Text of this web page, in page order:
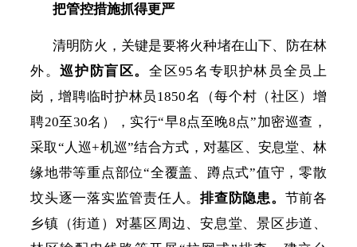
把管控措施抓得更严
清明防火，关键是要将火种堵在山下、防在林
外。巡护防盲区。全区95名专职护林员全员上
岗，增聘临时护林员1850名（每个村（社区）增
聘20至30名），实行“早8点至晚8点”加密巡查，
采取“人巡+机巡”结合方式，对墓区、安息堂、林
缘地带等重点部位“全覆盖、蹲点式”值守，零散
坟头逐一落实监管责任人。 排查防隐患。 节前各
乡镇（街道）对墓区周边、安息堂、景区步道、